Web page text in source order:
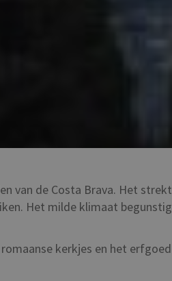
van de Costa Brava. Het
Het milde klimaat
kerkjes en het